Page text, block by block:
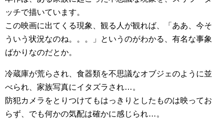
ッチで描いています。
この映画に出てくる現象、観る人が観れば、「ああ、今そ
ういう状況なのね。。。」というのがわかる、有名な事象
ばかりなのだとか。
冷蔵庫が荒らされ、食器類を不思議なオブジェのように並
べられ、家族写真にイタズラされ…。
防犯カメラをとりつけてもはっきりとしたものは映ってお
らず、でも何かの気配は確かに感じられ…。